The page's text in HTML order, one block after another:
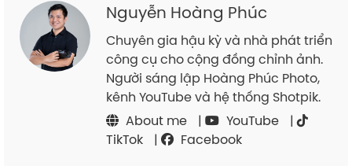
Nguyễn Hoàng Phúc
Chuyên gia hậu kỳ và nhà phát triển
công cụ cho cộng đồng chỉnh ảnh.
Người sáng lập Hoàng Phúc Photo,
kênh YouTube và hệ thống Shotpik.
About me
| YouTube
|
TikTok
| Facebook